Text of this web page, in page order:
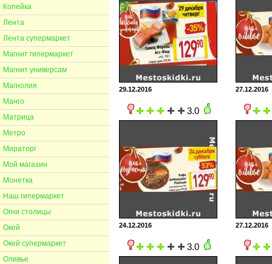
Копейка
Лента
Лента супермаркет
Магнит гипермаркет
Магнит универсам
Магнолия
Манго
Матрица
Метро
Мираторг
Мой магазин
Монетка
Наш гипермаркет
Огни столицы
Окей
Окей супермаркет
Оливье
29.12.2016 27.12.2016
3.0
24.12.2016 27.12.2016
3.0